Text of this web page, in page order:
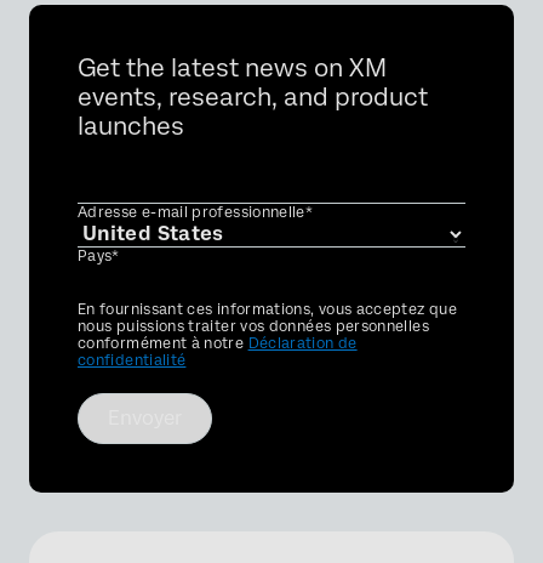
Get the latest news on XM
events, research, and product
launches
Adresse e-mail professionnelle*
Pays*
Privacy
Optin
En fournissant ces informations, vous acceptez que
nous puissions traiter vos données personnelles
conformément à notre Déclaration de
confidentialité